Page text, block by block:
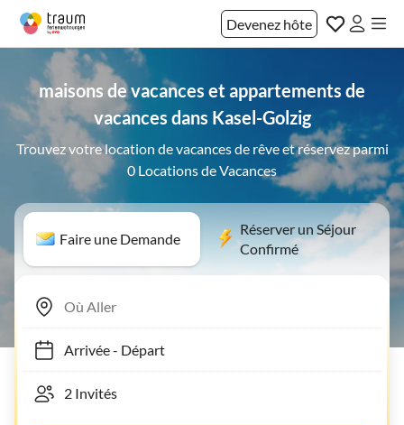
Devenez hôte
maisons de vacances et appartements de
vacances dans Kasel-Golzig
Trouvez votre location de vacances de rêve et réservez parmi
0 Locations de Vacances
Faire une Demande
Réserver un Séjour
Confirmé
Arrivée- Départ